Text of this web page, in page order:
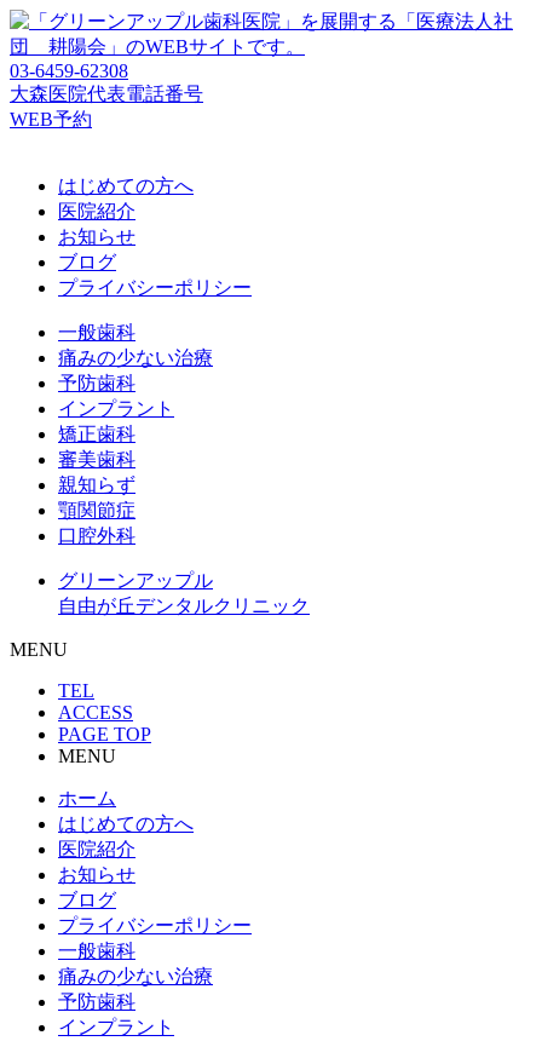
03-6459-62308
大森医院代表電話番号
WEB予約
はじめての方へ
医院紹介
お知らせ
ブログ
プライバシーポリシー
一般歯科
痛みの少ない治療
予防歯科
インプラント
矯正歯科
審美歯科
親知らず
顎関節症
口腔外科
グリーンアップル
自由が丘デンタルクリニック
MENU
TEL
ACCESS
PAGE TOP
MENU
ホーム
はじめての方へ
医院紹介
お知らせ
ブログ
プライバシーポリシー
一般歯科
痛みの少ない治療
予防歯科
インプラント